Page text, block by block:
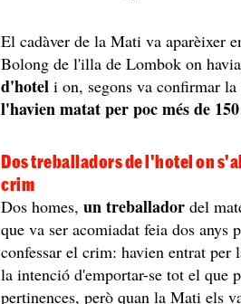
El cadàver de la Mati va aparèixer
Bolong de l'illa de Lombok on
d'hotel i on, segons va confirmar
l'havien matat per poc més de
Dos treballadors de l'hotel on
crim
Dos homes, un treballador del
que va ser acomiadat feia dos anys
confessar el crim: havien entrat per
la intenció d'emportar-se tot el que
pertinences, però quan la Mati els